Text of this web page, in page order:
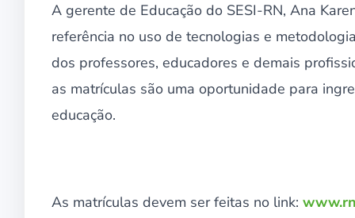
A gerente de Educação do SESI-RN, Ana
referência no uso de tecnologias e
dos professores, educadores e demais
as matrículas são uma oportunidade para
educação.
As matrículas devem ser feitas no link: